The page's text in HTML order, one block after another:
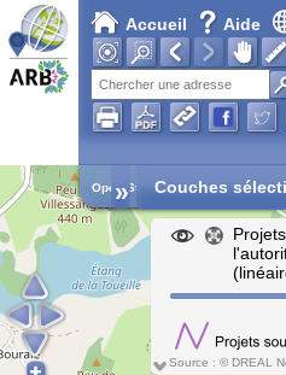
Accueil Aide
Chargement
Open Street Map
» Couches
Source : © DREAL